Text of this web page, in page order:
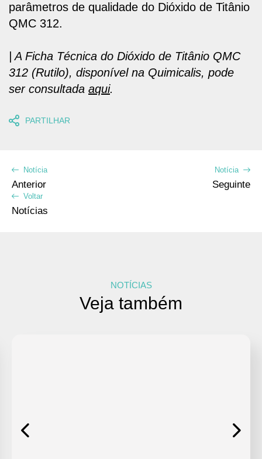
parâmetros de qualidade do Dióxido de Titânio
QMC 312.
| A Ficha Técnica do Dióxido de Titânio QMC
312 (Rutilo), disponível na Quimicalis, pode
ser consultada aqui.
PARTILHAR
Voltar
Notícias
Notícia
Anterior
Notícia
Seguinte
NOTÍCIAS
Veja também